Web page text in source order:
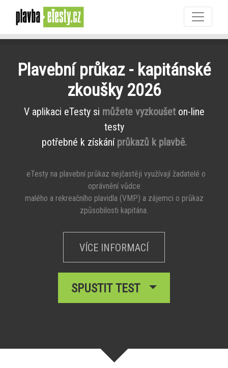
Plavební průkaz - kapitánské
zkoušky 2026
V aplikaci eTesty si můžete vyzkoušeton-line
testy
potřebné k získání průkazů k plavbě.
eTesty na plavební průkaz nejčastěji využívají žadatelé o
oprávnění vůdce
malého a rekreačního plavidla (VMP) a zájemci o průkaz
způsobilosti kapitána.
VÍCE INFORMACÍ
SPUSTIT TEST